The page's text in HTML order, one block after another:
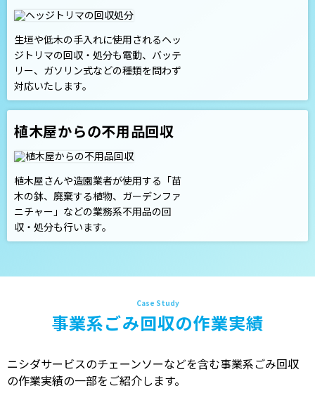
生垣や低木の手入れに使用されるヘッ
ジトリマの回収・処分も電動、バッテ
リー、ガソリン式などの種類を問わず
対応いたします。
植木屋からの不用品回収
植木屋さんや造園業者が使用する「苗
木の鉢、廃棄する植物、ガーデンファ
ニチャー」などの業務系不用品の回
収・処分も行います。
事業系ごみ回収の作業実績
ニシダサービスのチェーンソーなどを含む事業系ごみ回収
の作業実績の一部をご紹介します。